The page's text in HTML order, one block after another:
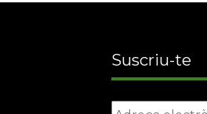
Suscriu-te